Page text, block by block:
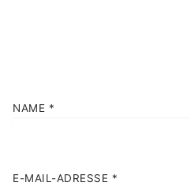
NAME *
E-MAIL-ADRESSE *